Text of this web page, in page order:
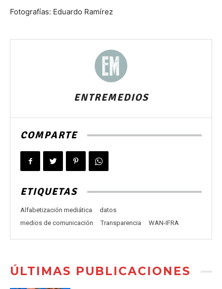
Fotografías: Eduardo Ramírez
ENTREMEDIOS
COMPARTE
ETIQUETAS
Alfabetización mediática
datos
medios de comunicación
Transparencia WAN-IFRA
ÚLTIMAS PUBLICACIONES